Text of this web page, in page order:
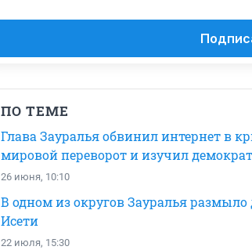
ПО ТЕМЕ
Глава Зауралья обвинил интернет в
мировой переворот и изучил
26 июня, 10:10
В одном из округов Зауралья размыло
Исети
22 июля, 15:30